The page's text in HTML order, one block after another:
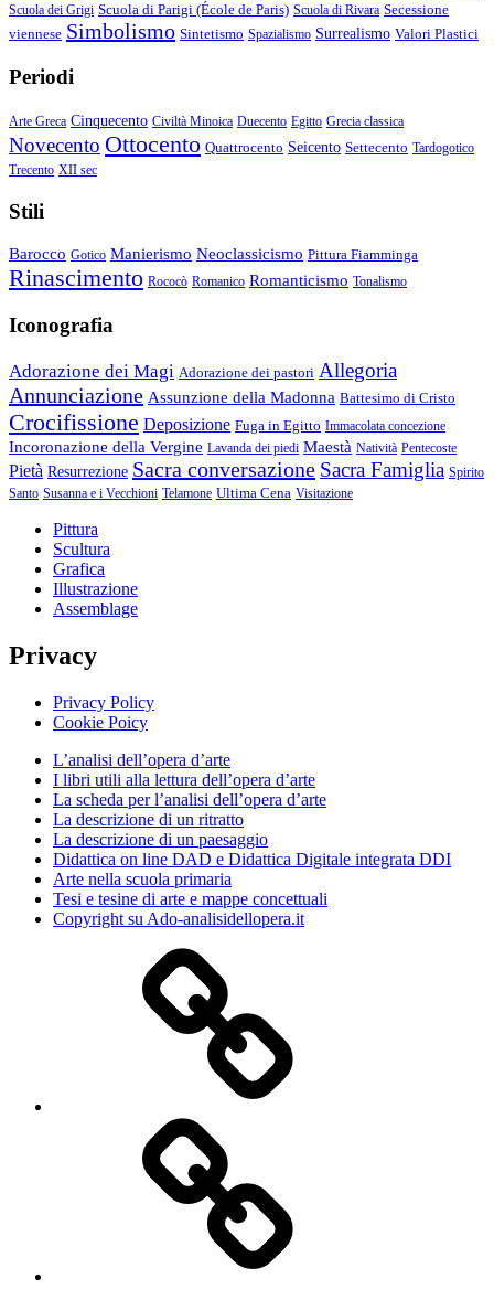
Scuola dei Grigi Scuola di Parigi (École de Paris) Scuola di Rivara Secessione
viennese Simbolismo Sintetismo Spazialismo Surrealismo Valori Plastici
Periodi
Arte Greca Cinquecento Civiltà Minoica Duecento Egitto Grecia classica
Novecento Ottocento Quattrocento Seicento Settecento Tardogotico
Trecento XII sec
Stili
Barocco Gotico Manierismo Neoclassicismo Pittura Fiamminga
Rinascimento Rococò Romanico Romanticismo Tonalismo
Iconografia
Adorazione dei Magi Adorazione dei pastori Allegoria
Annunciazione Assunzione della Madonna Battesimo di Cristo
Crocifissione Deposizione Fuga in Egitto Immacolata concezione
Incoronazione della Vergine Lavanda dei piedi Maestà Natività Pentecoste
Pietà Resurrezione Sacra conversazione Sacra Famiglia Spirito
Santo Susanna e i Vecchioni Telamone Ultima Cena Visitazione
Pittura
Scultura
Grafica
Illustrazione
Assemblage
Privacy
Privacy Policy
Cookie Poicy
L’analisi dell’opera d’arte
I libri utili alla lettura dell’opera d’arte
La scheda per l’analisi dell’opera d’arte
La descrizione di un ritratto
La descrizione di un paesaggio
Didattica on line DAD e Didattica Digitale integrata DDI
Arte nella scuola primaria
Tesi e tesine di arte e mappe concettuali
Copyright su Ado-analisidellopera.it